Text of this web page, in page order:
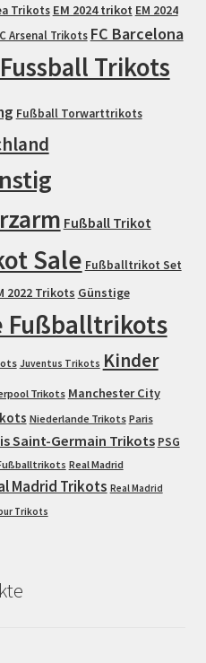
Trikots EM 2024 trikot EM 2024
Arsenal Trikots FC Barcelona
Fussball Trikots
Fußball Torwarttrikots
Fußball Trikot
Sale Fußballtrikot Set
2022 Trikots Günstige
Fußballtrikots
Juventus Trikots Kinder
Trikots Manchester City
Niederlande Trikots Paris
Saint-Germain Trikots PSG
Real Madrid
Madrid Trikots Real Madrid
Trikots